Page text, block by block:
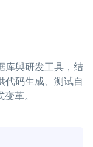
库與研发工具，结
代码生成、测试自
革。